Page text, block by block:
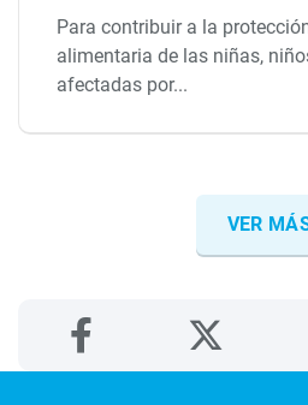
Para contribuir a la
alimentaria de las niñas,
afectadas por...
VER